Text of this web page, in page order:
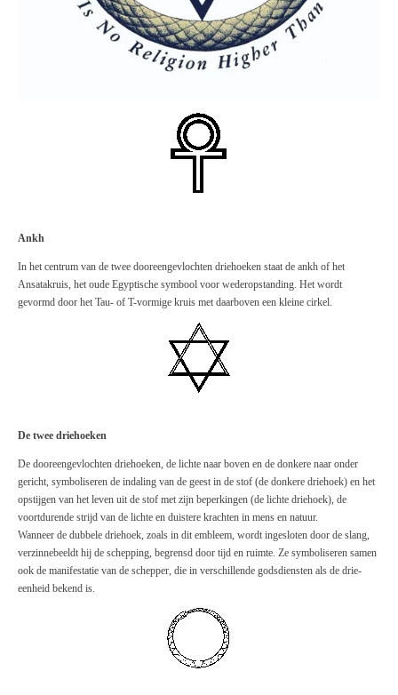
Ankh
In het centrum van de twee dooreengevlochten driehoeken staat de ankh of het
Ansatakruis, het oude Egyptische symbool voor wederopstanding. Het wordt
gevormd door het Tau- of T-vormige kruis met daarboven een kleine cirkel.
De twee driehoeken
De dooreengevlochten driehoeken, de lichte naar boven en de donkere naar onder
gericht, symboliseren de indaling van de geest in de stof (de donkere driehoek) en het
opstijgen van het leven uit de stof met zijn beperkingen (de lichte driehoek), de
voortdurende strijd van de lichte en duistere krachten in mens en natuur.
Wanneer de dubbele driehoek, zoals in dit embleem, wordt ingesloten door de slang,
verzinnebeeldt hij de schepping, begrensd door tijd en ruimte. Ze symboliseren samen
ook de manifestatie van de schepper, die in verschillende godsdiensten als de drie-
eenheid bekend is.